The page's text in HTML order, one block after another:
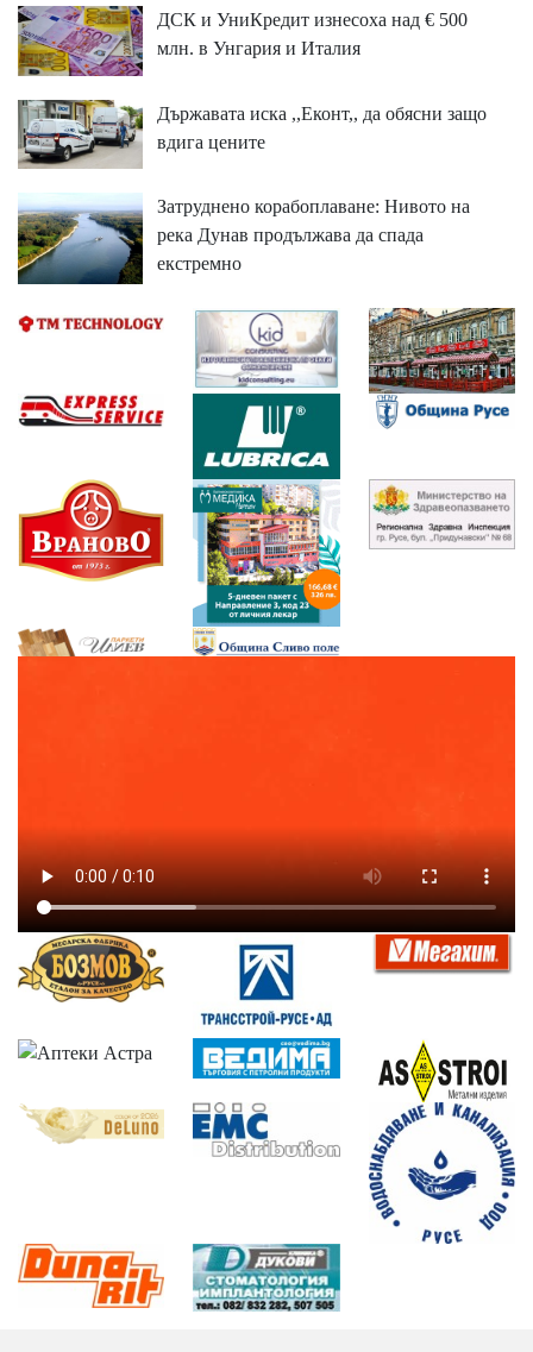
ДСК и УниКредит изнесоха над € 500
млн. в Унгария и Италия
Държавата иска ,,Еконт,, да обясни защо
вдига цените
Затруднено корабоплаване: Нивото на
река Дунав продължава да спада
екстремно